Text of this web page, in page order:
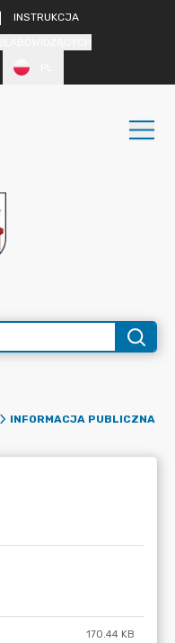
INSTRUKCJA
INFORMACJA PUBLICZNA
170.44 KB